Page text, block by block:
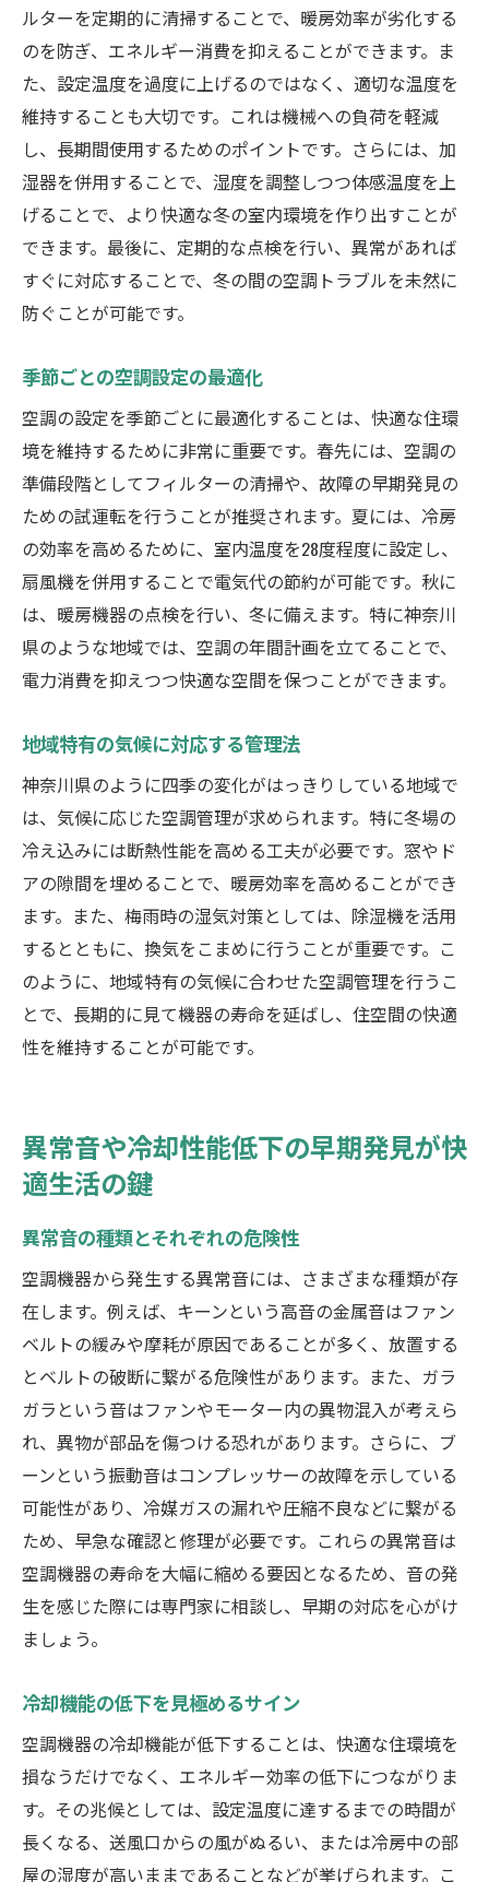
ルターを定期的に清掃することで、暖房効率が劣化する
のを防ぎ、エネルギー消費を抑えることができます。ま
た、設定温度を過度に上げるのではなく、適切な温度を
維持することも大切です。これは機械への負荷を軽減
し、長期間使用するためのポイントです。さらには、加
湿器を併用することで、湿度を調整しつつ体感温度を上
げることで、より快適な冬の室内環境を作り出すことが
できます。最後に、定期的な点検を行い、異常があれば
すぐに対応することで、冬の間の空調トラブルを未然に
防ぐことが可能です。
季節ごとの空調設定の最適化
空調の設定を季節ごとに最適化することは、快適な住環
境を維持するために非常に重要です。春先には、空調の
準備段階としてフィルターの清掃や、故障の早期発見の
ための試運転を行うことが推奨されます。夏には、冷房
の効率を高めるために、室内温度を28度程度に設定し、
扇風機を併用することで電気代の節約が可能です。秋に
は、暖房機器の点検を行い、冬に備えます。特に神奈川
県のような地域では、空調の年間計画を立てることで、
電力消費を抑えつつ快適な空間を保つことができます。
地域特有の気候に対応する管理法
神奈川県のように四季の変化がはっきりしている地域で
は、気候に応じた空調管理が求められます。特に冬場の
冷え込みには断熱性能を高める工夫が必要です。窓やド
アの隙間を埋めることで、暖房効率を高めることができ
ます。また、梅雨時の湿気対策としては、除湿機を活用
するとともに、換気をこまめに行うことが重要です。こ
のように、地域特有の気候に合わせた空調管理を行うこ
とで、長期的に見て機器の寿命を延ばし、住空間の快適
性を維持することが可能です。
異常音や冷却性能低下の早期発見が快
適生活の鍵
異常音の種類とそれぞれの危険性
空調機器から発生する異常音には、さまざまな種類が存
在します。例えば、キーンという高音の金属音はファン
ベルトの緩みや摩耗が原因であることが多く、放置する
とベルトの破断に繋がる危険性があります。また、ガラ
ガラという音はファンやモーター内の異物混入が考えら
れ、異物が部品を傷つける恐れがあります。さらに、ブ
ーンという振動音はコンプレッサーの故障を示している
可能性があり、冷媒ガスの漏れや圧縮不良などに繋がる
ため、早急な確認と修理が必要です。これらの異常音は
空調機器の寿命を大幅に縮める要因となるため、音の発
生を感じた際には専門家に相談し、早期の対応を心がけ
ましょう。
冷却機能の低下を見極めるサイン
空調機器の冷却機能が低下することは、快適な住環境を
損なうだけでなく、エネルギー効率の低下につながりま
す。その兆候としては、設定温度に達するまでの時間が
長くなる、送風口からの風がぬるい、または冷房中の部
屋の湿度が高いままであることなどが挙げられます。こ